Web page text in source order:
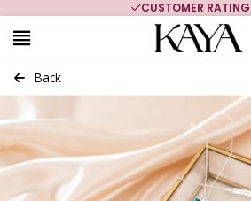
CUSTOMER RATING
Back